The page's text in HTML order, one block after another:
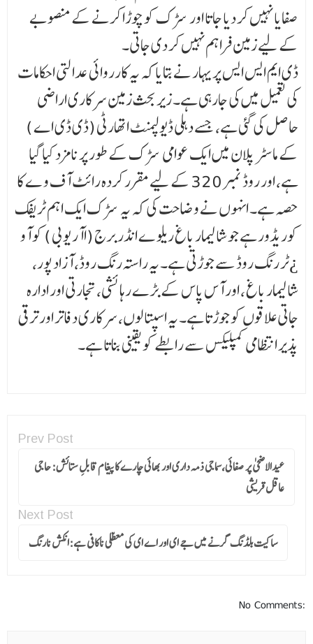
صفایا نہیں کر دیا جاتا اور سڑک کو چوڑا کرنے کے منصوبے
کے لیے زمین فراہم نہیں کر دی جاتی۔
ڈی ایم ایس ایس پریہار نے بتایا کہ یہ کارروائی عدالتی احکامات
کی تعمیل میں کی جارہی ہے۔ زیر بحث زمین سرکاری اراضی
حاصل کی گئی ہے، جسے دہلی ڈیولپمنٹ اتھارٹی (ڈی ڈی اے )
کے ماسٹر پلان میں ایک عوامی سڑک کے طور پر نامزد کیا گیا
ہے، اور روڈ نمبر 320 کے لیے مقرر کردہ رائٹ آف و ے کا
حصہ ہے۔ انہوں نے وضاحت کی کہ یہ سڑک ایک اہم ٹریفک
کوریڈور ہے جو شالیمار باغ ریلو ے انڈر برج (اآر یو بی ) کو آو
¿ٹر رنگ روڈ سے جوڑتی ہے۔ یہ راستہ رنگ روڈ، آزاد پور،
شالیمار باغ ، اور آس پاس کے بڑے رہائشی، تجارتی اور ادارہ
جاتی علاقوں کو جوڑتا ہے۔ یہ اسپتا لوں، سرکاری دفاتر اور ترقی
پذیر انتظامی کمپلیکس سے رابطے کو یقینی بناتا ہے۔
Prev Post
عیدالاضحیٰ پر صفائی،سماجی ذمہ داری اور بھائی چارے کاپیغام قابلِ ستائش: حاجی
عاقل قریشی
Next Post
ساکیت بلڈنگ گرنے میں جے ای اور اے ای کی معطلی ناکافی ہے:انکش نارنگ
No Comments: